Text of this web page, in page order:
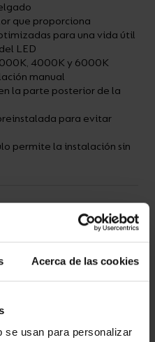
Acerca de las cookies
se usan para personalizar
que proporciona
para una vida útil
LED
4000K y 6000K
manual
la parte posterior de la
para evitar
permite la instalación sin